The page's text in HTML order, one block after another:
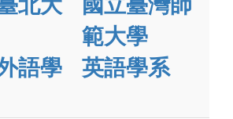
北大
語學
國立臺灣師
範大學
英語學系